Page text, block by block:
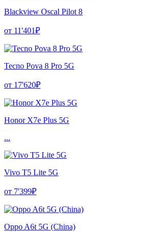
Blackview Oscal Pilot 8
от 11'401₽
Tecno Pova 8 Pro 5G
от 17'620₽
Honor X7e Plus 5G
...
Vivo T5 Lite 5G
от 7'399₽
Oppo A6t 5G (China)